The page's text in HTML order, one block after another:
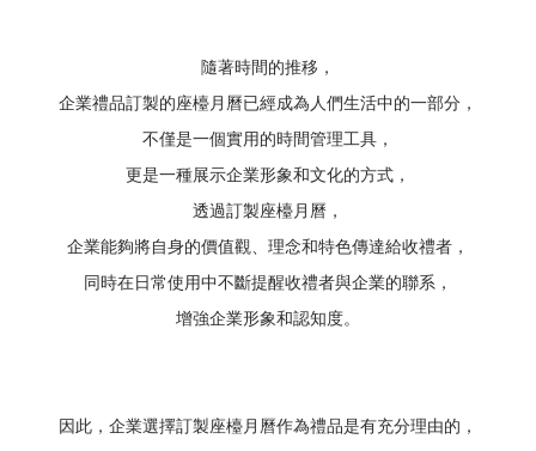
隨著時間的推移，
企業禮品訂製的座檯月曆已經成為人們生活中的一部分，
不僅是一個實用的時間管理工具，
更是一種展示企業形象和文化的方式，
透過訂製座檯月曆，
企業能夠將自身的價值觀、理念和特色傳達給收禮者，
同時在日常使用中不斷提醒收禮者與企業的聯系，
增強企業形象和認知度。
因此，企業選擇訂製座檯月曆作為禮品是有充分理由的，